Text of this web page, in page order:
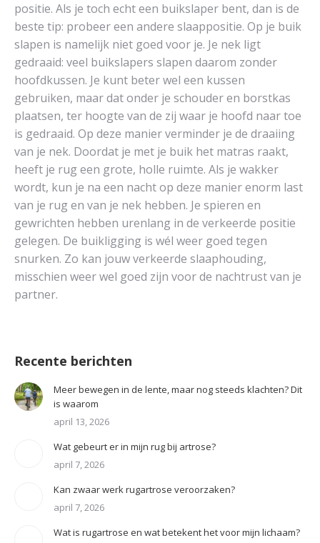
positie. Als je toch echt een buikslaper bent, dan is de
beste tip: probeer een andere slaappositie. Op je buik
slapen is namelijk niet goed voor je. Je nek ligt
gedraaid: veel buikslapers slapen daarom zonder
hoofdkussen. Je kunt beter wel een kussen
gebruiken, maar dat onder je schouder en borstkas
plaatsen, ter hoogte van de zij waar je hoofd naar toe
is gedraaid. Op deze manier verminder je de draaiing
van je nek. Doordat je met je buik het matras raakt,
heeft je rug een grote, holle ruimte. Als je wakker
wordt, kun je na een nacht op deze manier enorm last
van je rug en van je nek hebben. Je spieren en
gewrichten hebben urenlang in de verkeerde positie
gelegen. De buikligging is wél weer goed tegen
snurken. Zo kan jouw verkeerde slaaphouding,
misschien weer wel goed zijn voor de nachtrust van je
partner.
Recente berichten
Meer bewegen in de lente, maar nog steeds klachten? Dit
is waarom
april 13, 2026
Wat gebeurt er in mijn rug bij artrose?
april 7, 2026
Kan zwaar werk rugartrose veroorzaken?
april 7, 2026
Wat is rugartrose en wat betekent het voor mijn lichaam?